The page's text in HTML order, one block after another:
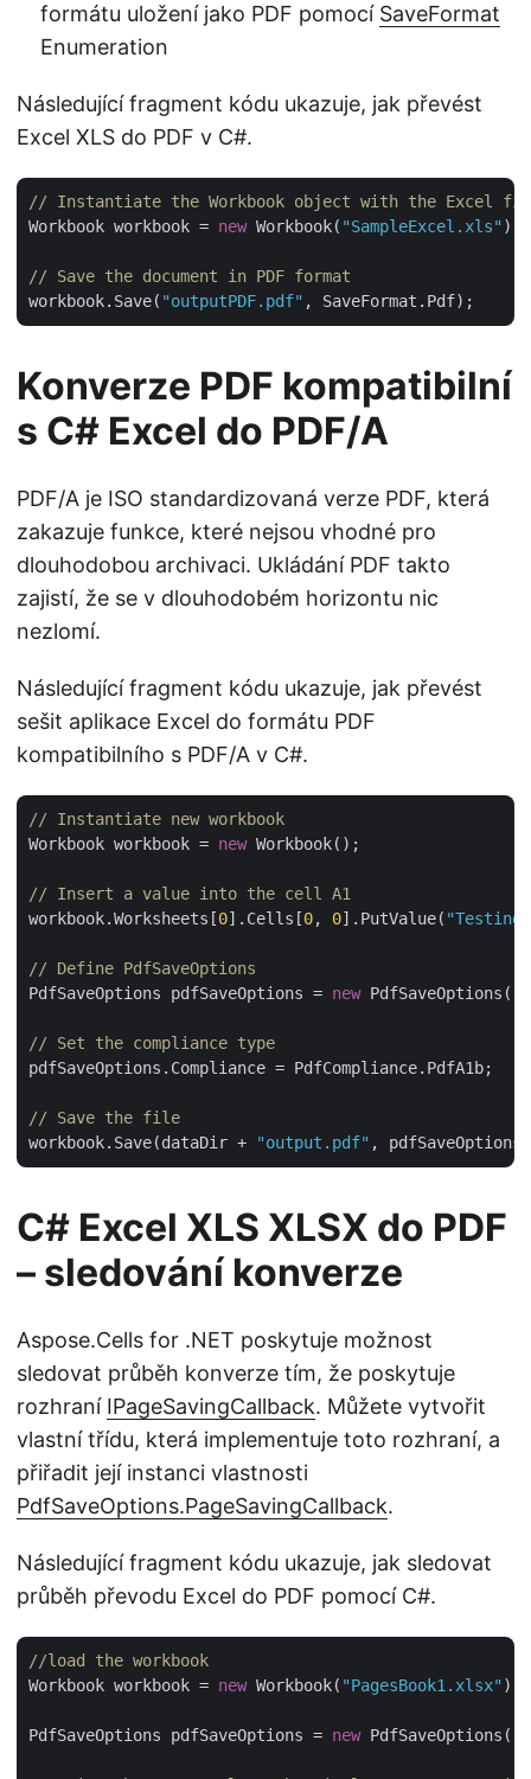
formátu uložení jako PDF pomocí SaveFormat
Enumeration
Následující fragment kódu ukazuje, jak převést
Excel XLS do PDF v C#.
// Instantiate the Workbook object with the Excel
Workbook workbook = new Workbook( "SampleExcel.xls" );
// Save the document in PDF format
workbook.Save( "outputPDF.pdf"
Konverze PDF kompatibilní
s C# Excel do PDF/A
PDF/A je ISO standardizovaná verze PDF, která
zakazuje funkce, které nejsou vhodné pro
dlouhodobou archivaci. Ukládání PDF takto
zajistí, že se v dlouhodobém horizontu nic
nezlomí.
Následující fragment kódu ukazuje, jak převést
sešit aplikace Excel do formátu PDF
kompatibilního s PDF/A v C#.
// Instantiate new workbook
Workbook workbook = new Workbook();
// Insert a value into the cell A1
workbook.Worksheets[0].Cells[0, 0].PutValue( "Testing
// Define PdfSaveOptions
PdfSaveOptions pdfSaveOptions = new PdfSaveOptions();
// Set the compliance type
pdfSaveOptions.Compliance = PdfCompliance.PdfA1b;
// Save the file
workbook.Save(dataDir +
"output.pdf"
C# Excel XLS XLSX do PDF
– sledování konverze
Aspose.Cells for .NET poskytuje možnost
sledovat průběh konverze tím, že poskytuje
rozhraní IPageSavingCallback. Můžete vytvořit
vlastní třídu, která implementuje toto rozhraní, a
přiřadit její instanci vlastnosti
PdfSaveOptions.PageSavingCallback.
Následující fragment kódu ukazuje, jak sledovat
průběh převodu Excel do PDF pomocí C#.
//load the workbook
Workbook workbook = new Workbook( "PagesBook1.xlsx" );
PdfSaveOptions pdfSaveOptions = new PdfSaveOptions();